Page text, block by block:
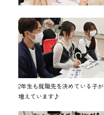
2年生も就職先を決めている子が
増えています♪